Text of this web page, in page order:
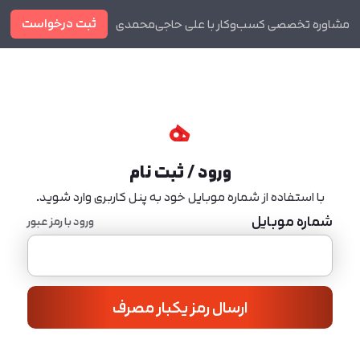
مشاوره تخصصی کسب‌وکار با علی حاجی‌محمدی ثبت درخواست
ورود / ثبت نام
با استفاده از شماره موبایل خود به پنل کاربری وارد شوید.
شماره موبایل ورود با رمز عبور
ارسال رمز یکبار مصرف